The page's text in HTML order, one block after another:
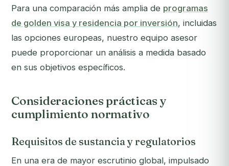
Para una comparación más amplia de programas
de golden visa y residencia por inversión, incluidas
las opciones europeas, nuestro equipo asesor
puede proporcionar un análisis a medida basado
en sus objetivos específicos.
Consideraciones prácticas y
cumplimiento normativo
Requisitos de sustancia y regulatorios
En una era de mayor escrutinio global, impulsado